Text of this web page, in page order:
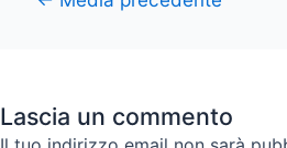
Lascia un commento